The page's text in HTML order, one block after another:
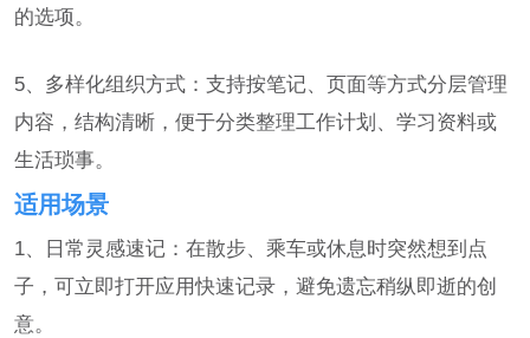
的选项。
5、多样化组织方式：支持按笔记、页面等方式分层管理
内容，结构清晰，便于分类整理工作计划、学习资料或
生活琐事。
适用场景
1、日常灵感速记：在散步、乘车或休息时突然想到点
子，可立即打开应用快速记录，避免遗忘稍纵即逝的创
意。